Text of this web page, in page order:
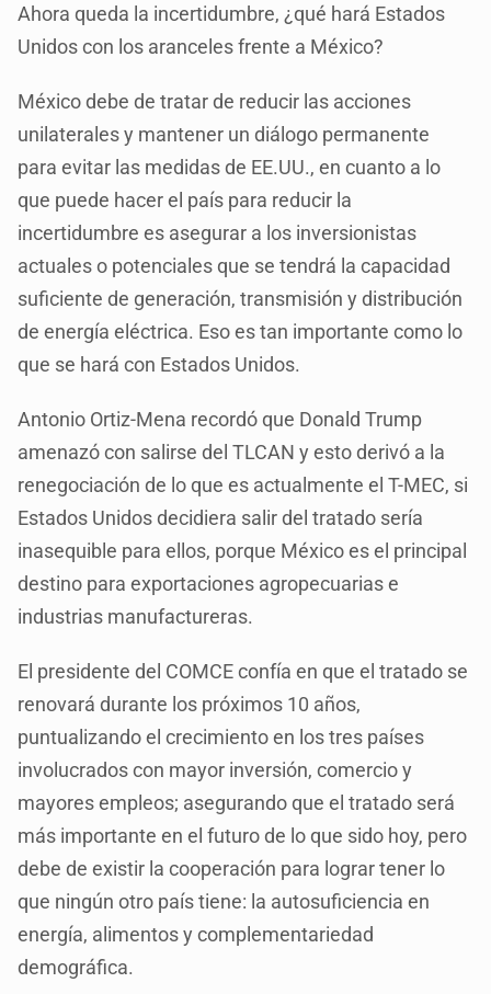
Ahora queda la incertidumbre, ¿qué hará Estados
Unidos con los aranceles frente a México?
México debe de tratar de reducir las acciones
unilaterales y mantener un diálogo permanente
para evitar las medidas de EE.UU., en cuanto a lo
que puede hacer el país para reducir la
incertidumbre es asegurar a los inversionistas
actuales o potenciales que se tendrá la capacidad
suficiente de generación, transmisión y distribución
de energía eléctrica. Eso es tan importante como lo
que se hará con Estados Unidos.
Antonio Ortiz-Mena recordó que Donald Trump
amenazó con salirse del TLCAN y esto derivó a la
renegociación de lo que es actualmente el T-MEC, si
Estados Unidos decidiera salir del tratado sería
inasequible para ellos, porque México es el principal
destino para exportaciones agropecuarias e
industrias manufactureras.
El presidente del COMCE confía en que el tratado se
renovará durante los próximos 10 años,
puntualizando el crecimiento en los tres países
involucrados con mayor inversión, comercio y
mayores empleos; asegurando que el tratado será
más importante en el futuro de lo que sido hoy, pero
debe de existir la cooperación para lograr tener lo
que ningún otro país tiene: la autosuficiencia en
energía, alimentos y complementariedad
demográfica.